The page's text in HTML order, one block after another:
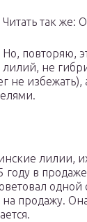
Читать так же:
Но, повторяю,
лилий, не
не
лилии,
в
одной
продажу.